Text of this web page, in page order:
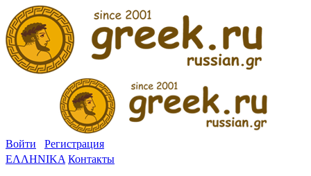
Войти
Регистрация
ΕΛΛΗΝΙΚΑ Контакты